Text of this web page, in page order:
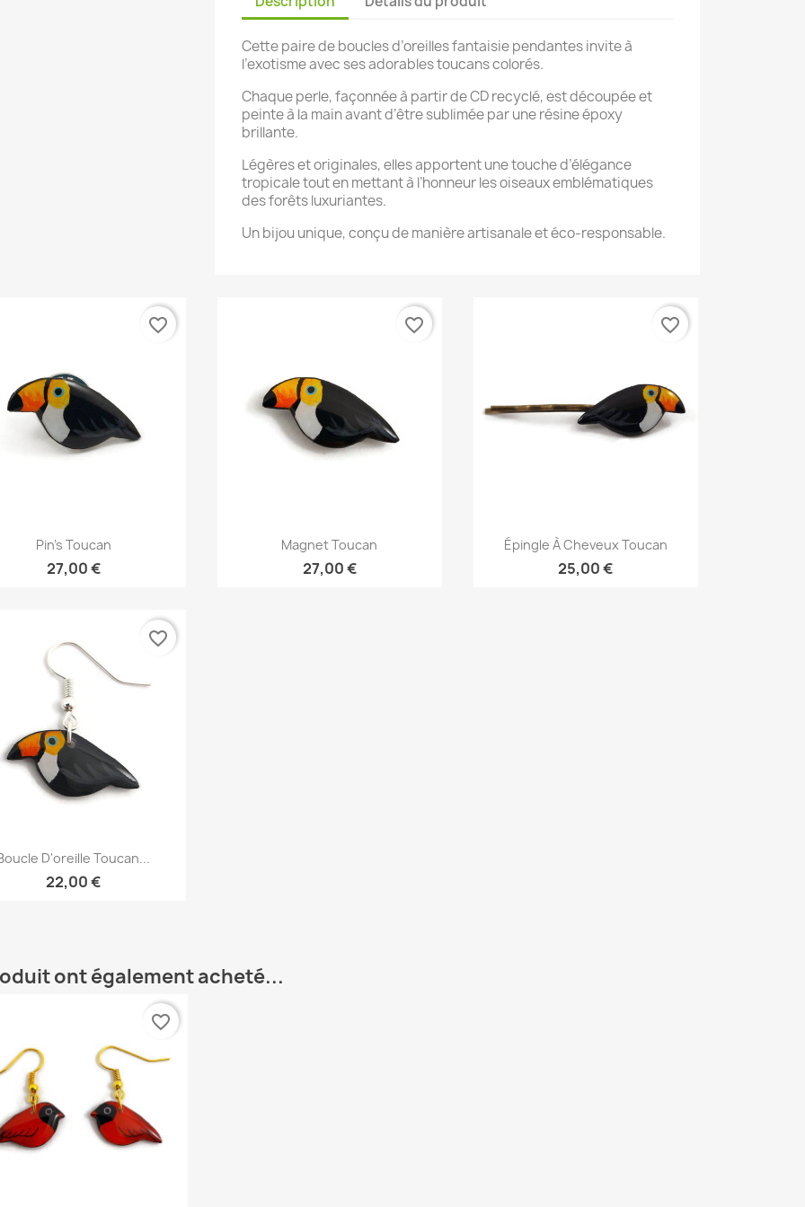
Cette paire de boucles d’oreilles fantaisie pendantes invite à
l’exotisme avec ses adorables toucans colorés.
Chaque perle, façonnée à partir de CD recyclé, est découpée et
peinte à la main avant d’être sublimée par une résine époxy
brillante.
Légères et originales, elles apportent une touche d’élégance
tropicale tout en mettant à l’honneur les oiseaux emblématiques
des forêts luxuriantes.
Un bijou unique, conçu de manière artisanale et éco-responsable.
Aperçu rapide
Pin's Toucan
27,00 €
favorite_border
Aperçu rapide
Magnet Toucan
27,00 €
favorite_border
Aperçu rapide
Épingle À Cheveux Toucan
25,00 €
favorite_border
Aperçu rapide
D'oreille Toucan...
22,00 €
favorite_border
ont également acheté...
favorite_border